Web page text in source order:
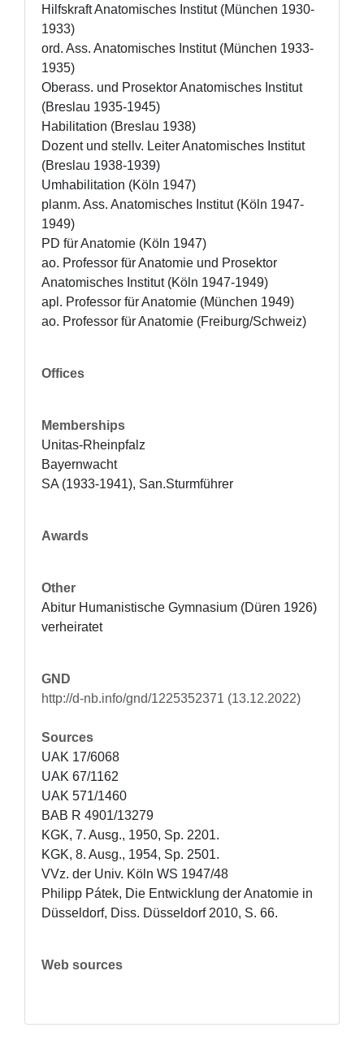
Hilfskraft Anatomisches Institut (München 1930-
1933)
ord. Ass. Anatomisches Institut (München 1933-
1935)
Oberass. und Prosektor Anatomisches Institut
(Breslau 1935-1945)
Habilitation (Breslau 1938)
Dozent und stellv. Leiter Anatomisches Institut
(Breslau 1938-1939)
Umhabilitation (Köln 1947)
planm. Ass. Anatomisches Institut (Köln 1947-
1949)
PD für Anatomie (Köln 1947)
ao. Professor für Anatomie und Prosektor
Anatomisches Institut (Köln 1947-1949)
apl. Professor für Anatomie (München 1949)
ao. Professor für Anatomie (Freiburg/Schweiz)
Offices
Memberships
Unitas-Rheinpfalz
Bayernwacht
SA (1933-1941), San.Sturmführer
Awards
Other
Abitur Humanistische Gymnasium (Düren 1926)
verheiratet
GND
http://d-nb.info/gnd/1225352371 (13.12.2022)
Sources
UAK 17/6068
UAK 67/1162
UAK 571/1460
BAB R 4901/13279
KGK, 7. Ausg., 1950, Sp. 2201.
KGK, 8. Ausg., 1954, Sp. 2501.
VVz. der Univ. Köln WS 1947/48
Philipp Pátek, Die Entwicklung der Anatomie in
Düsseldorf, Diss. Düsseldorf 2010, S. 66.
Web sources